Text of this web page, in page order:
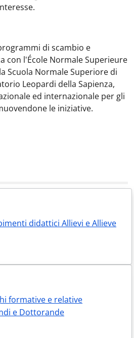
di scambio e
con l'École Normale Superieure
Scuola Normale Superiore di
Leopardi della Sapienza,
ed internazionale per gli
le iniziative.
didattici Allievi e Allieve
formative e relative
e Dottorande